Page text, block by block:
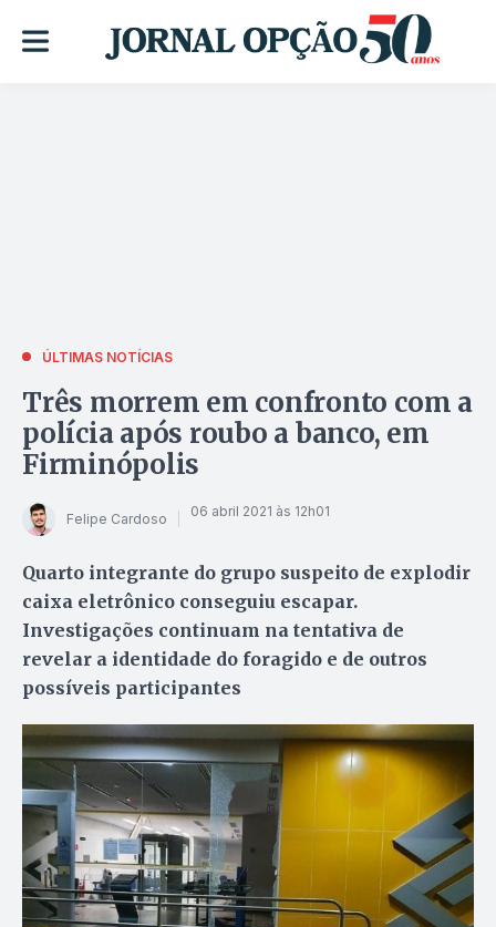
ÚLTIMAS NOTÍCIAS
Três morrem em confronto com a
polícia após roubo a banco, em
Firminópolis
Felipe Cardoso 06 abril 2021 às 12h01
Quarto integrante do grupo suspeito de explodir
caixa eletrônico conseguiu escapar.
Investigações continuam na tentativa de
revelar a identidade do foragido e de outros
possíveis participantes